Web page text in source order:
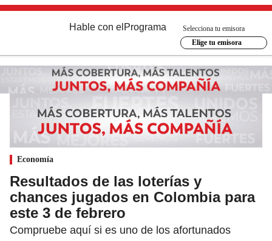
Hable con el Programa
Selecciona tu emisora
Elige tu emisora
Economía
Resultados de las loterías y
chances jugados en Colombia para
este 3 de febrero
Compruebe aquí si es uno de los afortunados